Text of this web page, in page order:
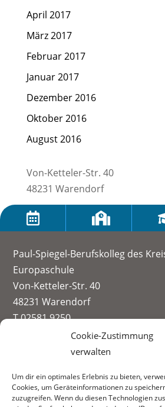
Cookie-Zustimmung
verwalten
Um dir ein optimales Erlebnis zu bieten,
Cookies, um Geräteinformationen zu
zuzugreifen. Wenn du diesen Technologien
April 2017
März 2017
Februar 2017
Januar 2017
Dezember 2016
Oktober 2016
August 2016
Von-Ketteler-Str. 40
48231 Warendorf
 
Paul-Spiegel-Berufskolleg des
Europaschule
Von-Ketteler-Str. 40
48231 Warendorf
T 02581 9250
info@paul-spiegel-berufskolleg.eu
Datenschutzerklärung
Informationen zur